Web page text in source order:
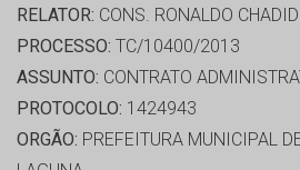
RELATOR: CONS. RONALDO CHADID
PROCESSO: TC/10400/2013
ASSUNTO: CONTRATO
PROTOCOLO: 1424943
ORGÃO: PREFEITURA MUNICIPAL